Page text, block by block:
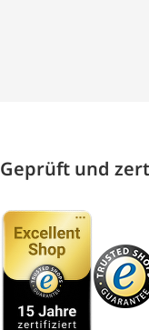
Geprüft und